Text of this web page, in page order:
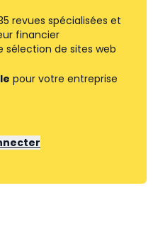
revues spécialisées et
financier
sélection de sites web
pour votre entreprise